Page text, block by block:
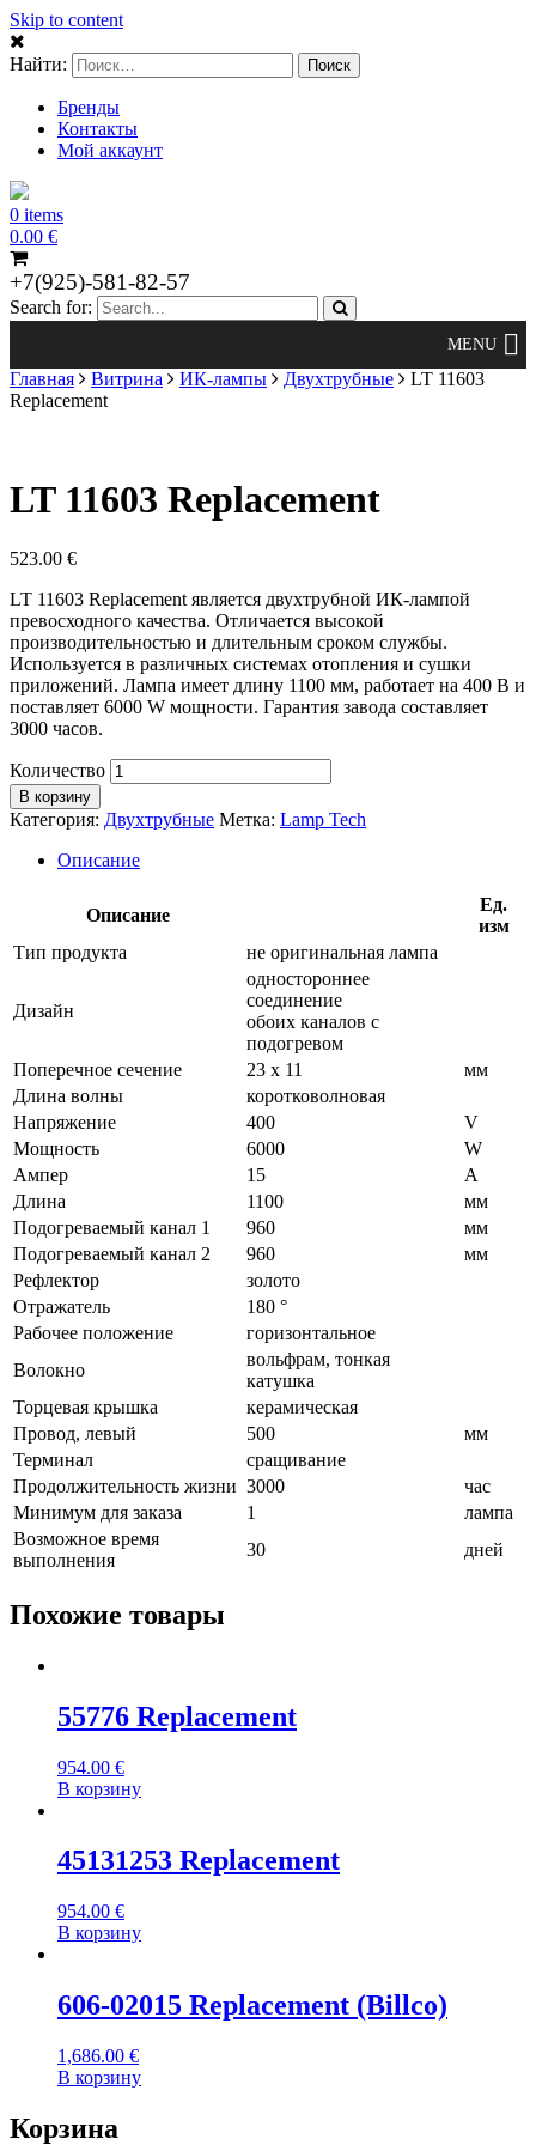
Skip to content
Найти:
Бренды
Контакты
Мой аккаунт
0 items
0.00 €
+7(925)-581-82-57
Search for:
Главная Витрина ИК-лампы Двухтрубные
LT 11603
Replacement
LT 11603 Replacement
523.00 €
LT 11603 Replacement является двухтрубной ИК-лампой
превосходного качества. Отличается высокой
производительностью и длительным сроком службы.
Используется в различных системах отопления и сушки
приложений. Лампа имеет длину 1100 мм, работает на 400 В и
поставляет 6000 W мощности. Гарантия завода составляет
3000 часов.
Количество
В корзину
Категория: Двухтрубные Метка: Lamp Tech
Описание
Описание
Ед.
изм
Тип продукта
не оригинальная лампа
Дизайн
одностороннее
соединение
обоих каналов с
подогревом
Поперечное сечение
23 х 11
мм
Длина волны
коротковолновая
Напряжение
400
V
Мощность
6000
W
Ампер
15
A
Длина
1100
мм
Подогреваемый канал 1
960
мм
Подогреваемый канал 2
960
мм
Рефлектор
золото
Отражатель
180 °
Рабочее положение
горизонтальное
Волокно
вольфрам, тонкая
катушка
Торцевая крышка
керамическая
Провод, левый
500
мм
Терминал
сращивание
Продолжительность жизни 3000
час
Минимум для заказа
1
лампа
Возможное время
выполнения
30 дней
Похожие товары
55776 Replacement
954.00 €
В корзину
45131253 Replacement
954.00 €
В корзину
606-02015 Replacement (Billco)
1,686.00 €
В корзину
Корзина